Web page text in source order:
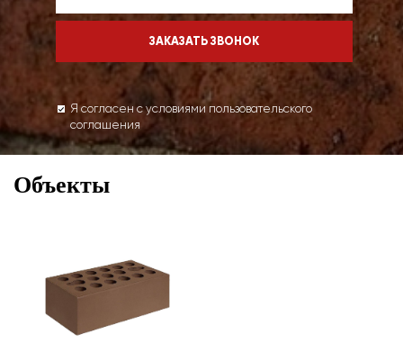
Я согласен с условиями пользовательского
соглашения
Объекты